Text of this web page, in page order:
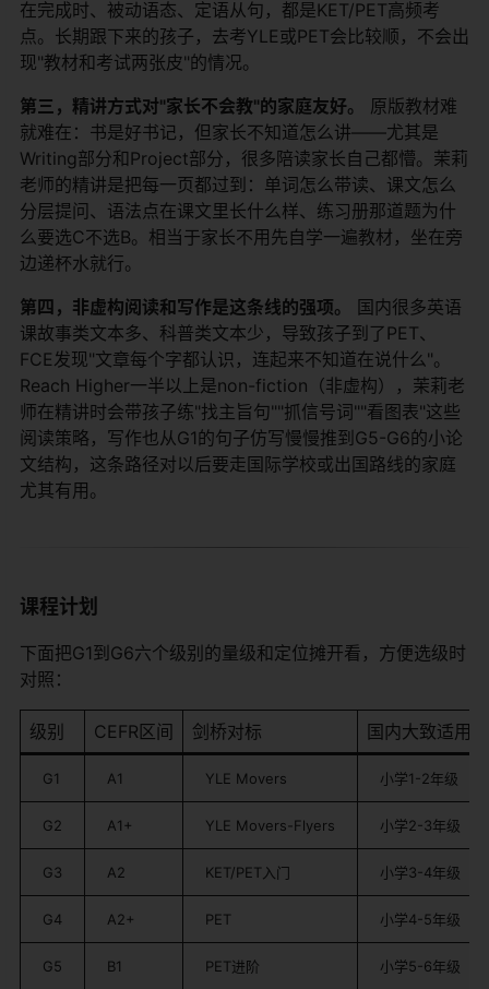
在完成时、被动语态、定语从句，都是KET/PET高频考
点。长期跟下来的孩子，去考YLE或PET会比较顺，不会出
现"教材和考试两张皮"的情况。
第三，精讲方式对"家长不会教"的家庭友好。
​ 原版教材难
就难在：书是好书记，但家长不知道怎么讲——尤其是
Writing部分和Project部分，很多陪读家长自己都懵。茉莉
老师的精讲是把每一页都过到：单词怎么带读、课文怎么
分层提问、语法点在课文里长什么样、练习册那道题为什
么要选C不选B。相当于家长不用先自学一遍教材，坐在旁
边递杯水就行。
第四，非虚构阅读和写作是这条线的强项。
​ 国内很多英语
课故事类文本多、科普类文本少，导致孩子到了PET、
FCE发现"文章每个字都认识，连起来不知道在说什么"。
Reach Higher一半以上是non-fiction（非虚构），茉莉老
师在精讲时会带孩子练"找主旨句""抓信号词""看图表"这些
阅读策略，写作也从G1的句子仿写慢慢推到G5-G6的小论
文结构，这条路径对以后要走国际学校或出国路线的家庭
尤其有用。
课程计划
下面把G1到G6六个级别的量级和定位摊开看，方便选级时
对照：
级别 CEFR区间 剑桥对标 国内大致适用
G1 A1 YLE Movers 小学1-2年级
G2 A1+ YLE Movers-Flyers 小学2-3年级
G3 A2 KET/PET入门 小学3-4年级
G4 A2+ PET 小学4-5年级
G5 B1 PET进阶 小学5-6年级